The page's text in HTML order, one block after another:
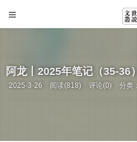
阿龙丨2025年笔记（35-36
2025-3-26 阅读(818) 评论(0) 分类